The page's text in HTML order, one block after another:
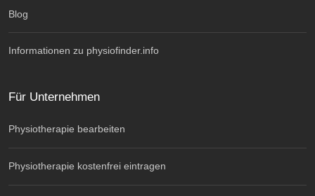
Blog
Informationen zu physiofinder.info
Für Unternehmen
Physiotherapie bearbeiten
Physiotherapie kostenfrei eintragen